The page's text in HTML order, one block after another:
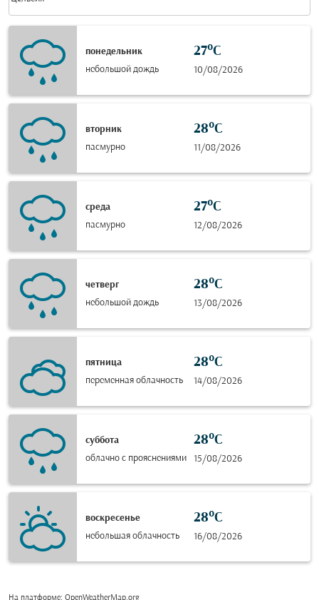
понедельник
небольшой дождь
27°C
10/08/2026
вторник
пасмурно
28°C
11/08/2026
среда
пасмурно
27°C
12/08/2026
четверг
небольшой дождь
28°C
13/08/2026
пятница
переменная облачность
28°C
14/08/2026
суббота
облачно с прояснениями
28°C
15/08/2026
воскресенье
небольшая облачность
28°C
16/08/2026
На платформе: OpenWeatherMap.org